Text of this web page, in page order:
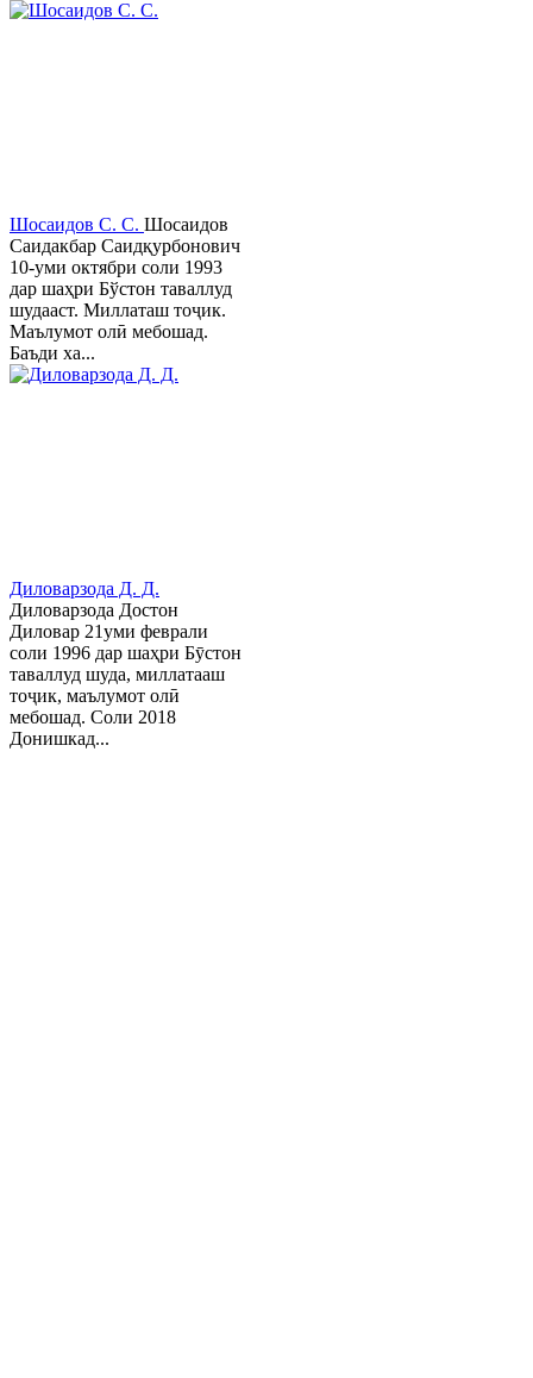
Шосаидов С. С. Шосаидов
Саидакбар Саидқурбонович
10-уми октябри соли 1993
дар шаҳри Бўстон таваллуд
шудааст. Миллаташ тоҷик.
Маълумот олӣ мебошад.
Баъди ха...
Диловарзода Д. Д.
Диловарзода Достон
Диловар 21уми феврали
соли 1996 дар шаҳри Бӯстон
таваллуд шуда, миллатааш
тоҷик, маълумот олӣ
мебошад. Соли 2018
Донишкад...